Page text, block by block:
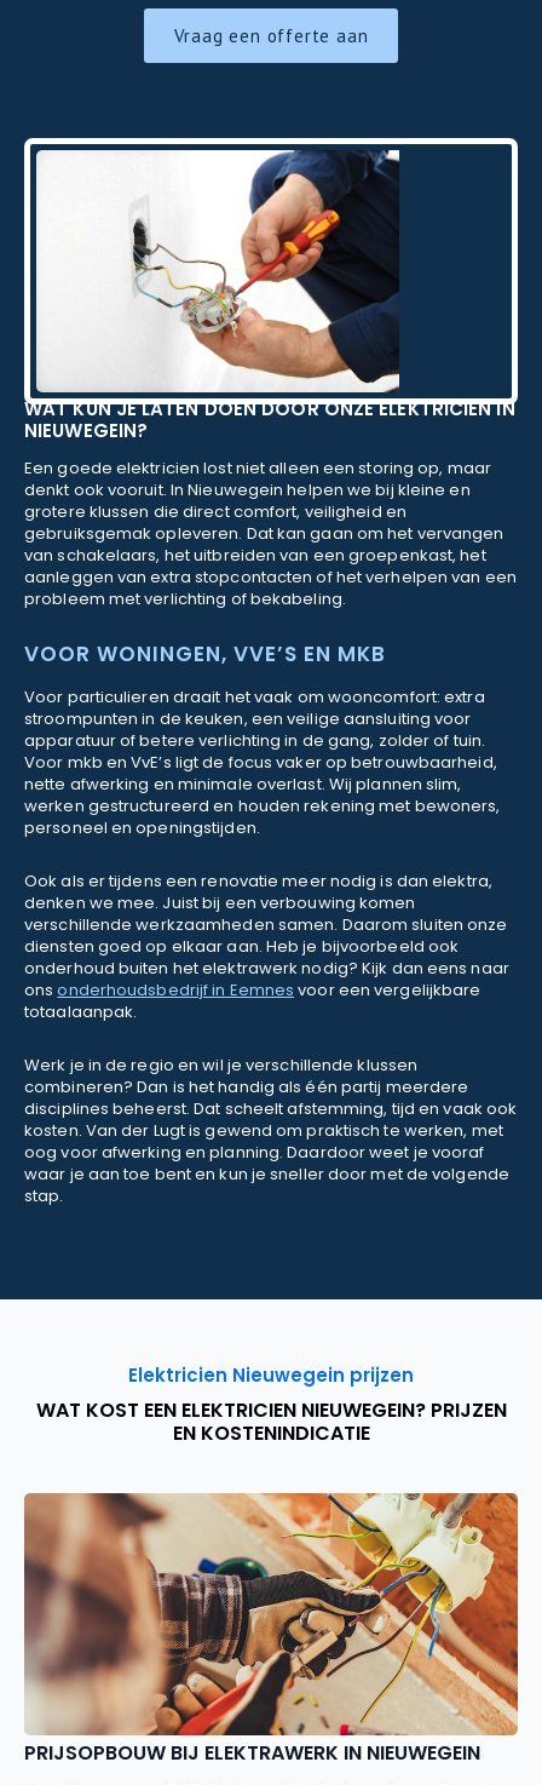
Vraag een offerte aan
WAT KUN JE LATEN DOEN DOOR ONZE ELEKTRICIEN IN
NIEUWEGEIN?
Een goede elektricien lost niet alleen een storing op, maar
denkt ook vooruit. In Nieuwegein helpen we bij kleine en
grotere klussen die direct comfort, veiligheid en
gebruiksgemak opleveren. Dat kan gaan om het vervangen
van schakelaars, het uitbreiden van een groepenkast, het
aanleggen van extra stopcontacten of het verhelpen van een
probleem met verlichting of bekabeling.
VOOR WONINGEN, VVE’S EN MKB
Voor particulieren draait het vaak om wooncomfort: extra
stroompunten in de keuken, een veilige aansluiting voor
apparatuur of betere verlichting in de gang, zolder of tuin.
Voor mkb en VvE’s ligt de focus vaker op betrouwbaarheid,
nette afwerking en minimale overlast. Wij plannen slim,
werken gestructureerd en houden rekening met bewoners,
personeel en openingstijden.
Ook als er tijdens een renovatie meer nodig is dan elektra,
denken we mee. Juist bij een verbouwing komen
verschillende werkzaamheden samen. Daarom sluiten onze
diensten goed op elkaar aan. Heb je bijvoorbeeld ook
onderhoud buiten het elektrawerk nodig? Kijk dan eens naar
onsonderhoudsbedrijf in Eemnes voor een vergelijkbare
totaalaanpak.
Werk je in de regio en wil je verschillende klussen
combineren? Dan is het handig als één partij meerdere
disciplines beheerst. Dat scheelt afstemming, tijd en vaak ook
kosten. Van der Lugt is gewend om praktisch te werken, met
oog voor afwerking en planning. Daardoor weet je vooraf
waar je aan toe bent en kun je sneller door met de volgende
stap.
Elektricien Nieuwegein prijzen
WAT KOST EEN ELEKTRICIEN NIEUWEGEIN? PRIJZEN
EN KOSTENINDICATIE
PRIJSOPBOUW BIJ ELEKTRAWERK IN NIEUWEGEIN